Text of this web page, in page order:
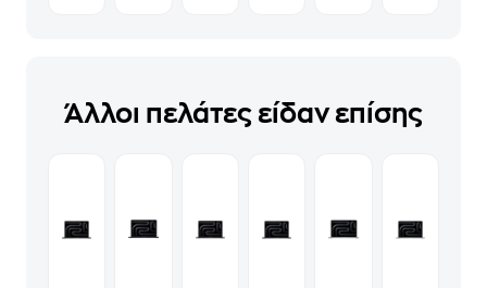
Άλλοι πελάτες είδαν επίσης